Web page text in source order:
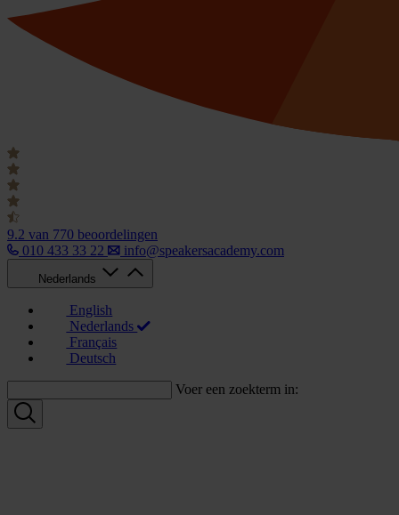
9.2 van 770 beoordelingen
010 433 33 22
info@speakersacademy.com
Nederlands
English
Nederlands
Français
Deutsch
Voer een zoekterm in: